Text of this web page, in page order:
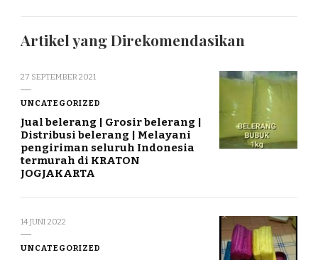
Artikel yang Direkomendasikan
27 SEPTEMBER 2021
UNCATEGORIZED
Jual belerang | Grosir belerang |
Distribusi belerang | Melayani
pengiriman seluruh Indonesia
termurah di KRATON
JOGJAKARTA
14 JUNI 2022
UNCATEGORIZED